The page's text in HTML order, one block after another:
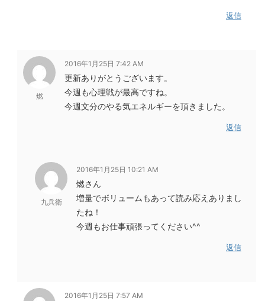
返信
燃
2016年1月25日 7:42 AM
更新ありがとうございます。
今週も心理戦が最高ですね。
今週文分のやる気エネルギーを頂きました。
返信
九兵衛
2016年1月25日 10:21 AM
燃さん
増量でボリュームもあって読み応えありまし
たね！
今週もお仕事頑張ってください^^
返信
2016年1月25日 7:57 AM